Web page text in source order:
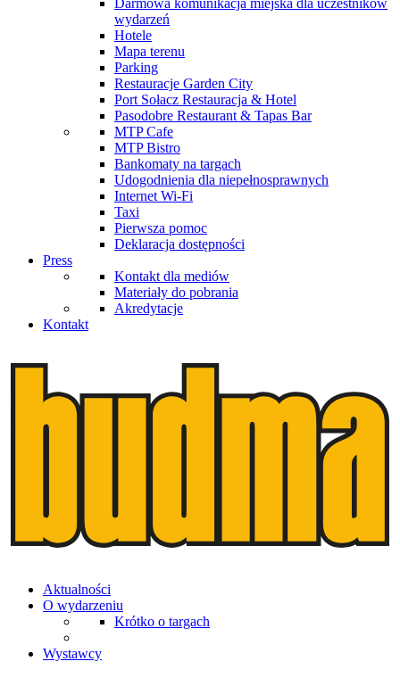
wydarzeń
Hotele
Mapa terenu
Parking
Restauracje Garden City
Port Sołacz Restauracja & Hotel
Pasodobre Restaurant & Tapas Bar
MTP Cafe
MTP Bistro
Bankomaty na targach
Udogodnienia dla niepełnosprawnych
Internet Wi-Fi
Taxi
Pierwsza pomoc
Deklaracja dostępności
Press
Kontakt dla mediów
Materiały do pobrania
Akredytacje
Kontakt
Aktualności
O wydarzeniu
Krótko o targach
Wystawcy